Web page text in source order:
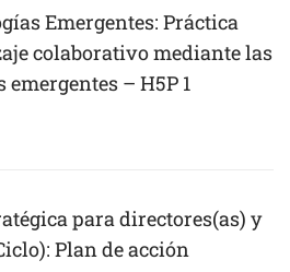
Emergentes: Práctica
colaborativo mediante las
emergentes – H5P 1
para directores(as) y
Plan de acción